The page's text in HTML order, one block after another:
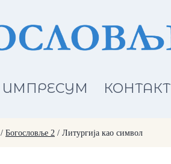
ИМПРЕСУМ КОНТАКТ
/ Богословље 2 / Литургија као символ